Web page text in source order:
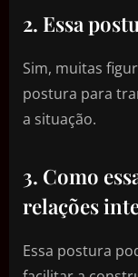
2. Essa
Sim, muitas
postura para
a situação.
3. Como
relações
Essa postura